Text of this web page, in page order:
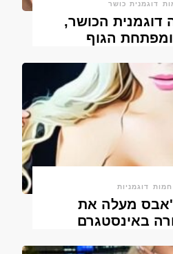
דוגמנית כושר
דוגמנית הכושר,
הגוף
חמות דוגמניות
מעלה את
באינסטגרם